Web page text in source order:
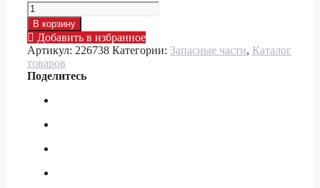
Количество
товара
Вибратор
М-3
RITMO
В корзину
Добавить в избранное
Артикул: 226738 Категории: Запасные части, Каталог
товаров
Поделитесь